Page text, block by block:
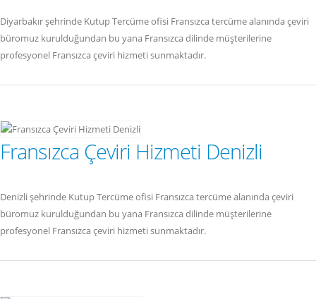
Diyarbakır şehrinde Kutup Tercüme ofisi Fransızca tercüme alanında çeviri
büromuz kurulduğundan bu yana Fransızca dilinde müşterilerine
profesyonel Fransızca çeviri hizmeti sunmaktadır.
Fransızca Çeviri Hizmeti Denizli
Denizli şehrinde Kutup Tercüme ofisi Fransızca tercüme alanında çeviri
büromuz kurulduğundan bu yana Fransızca dilinde müşterilerine
profesyonel Fransızca çeviri hizmeti sunmaktadır.